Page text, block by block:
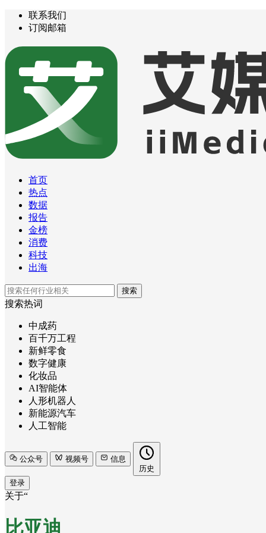
联系我们
订阅邮箱
首页
热点
数据
报告
金榜
消费
科技
出海
搜索
搜索热词
中成药
百千万工程
新鲜零食
数字健康
化妆品
AI智能体
人形机器人
新能源汽车
人工智能
公众号 视频号
信息
历史
登录
关于“
比亚迪